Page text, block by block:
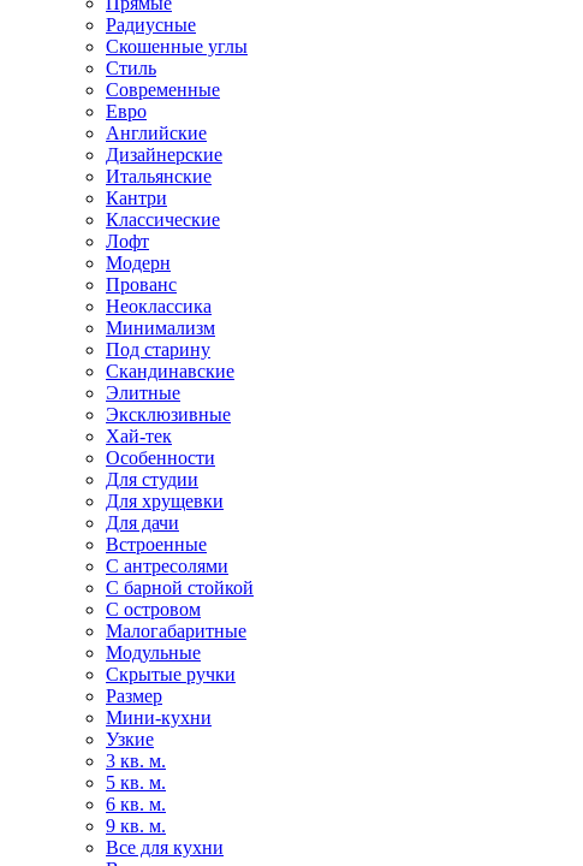
Радиусные
Скошенные углы
Стиль
Современные
Евро
Английские
Дизайнерские
Итальянские
Кантри
Классические
Лофт
Модерн
Прованс
Неоклассика
Минимализм
Под старину
Скандинавские
Элитные
Эксклюзивные
Хай-тек
Особенности
Для студии
Для хрущевки
Для дачи
Встроенные
С антресолями
С барной стойкой
С островом
Малогабаритные
Модульные
Скрытые ручки
Размер
Мини-кухни
Узкие
3 кв. м.
5 кв. м.
6 кв. м.
9 кв. м.
Все для кухни